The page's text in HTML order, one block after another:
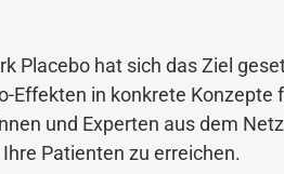
Placebo hat sich das Ziel
Effekten in konkrete Konzepte
und Experten aus dem
Patienten zu erreichen.